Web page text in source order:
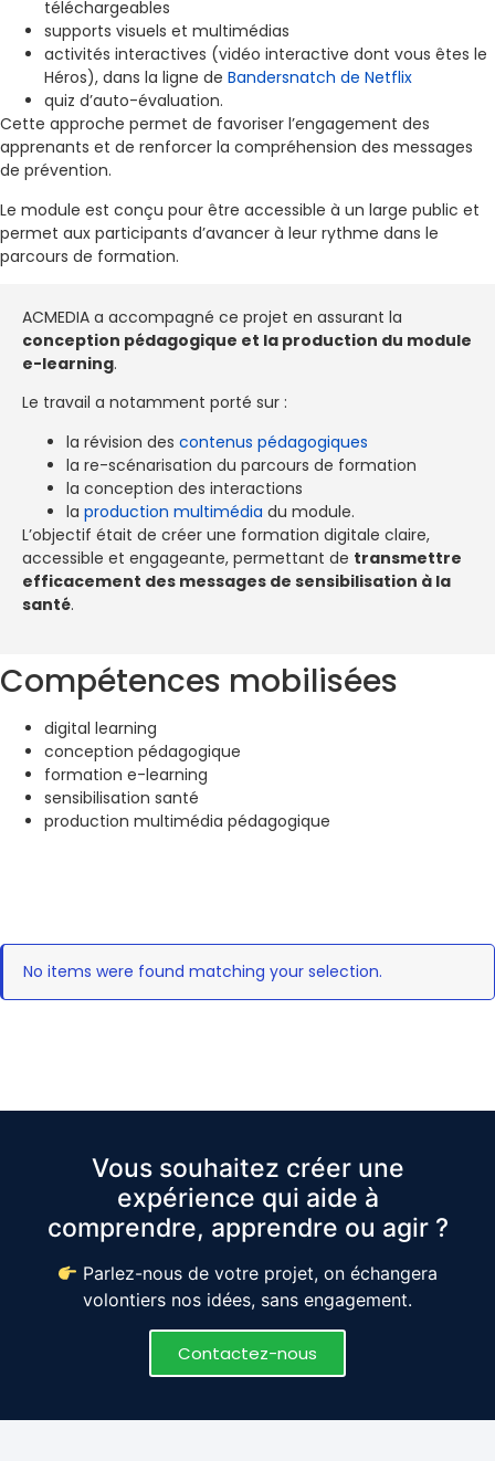
téléchargeables
supports visuels et multimédias
activités interactives (vidéo interactive dont vous êtes le
Héros), dans la ligne de Bandersnatch de Netflix
quiz d’auto-évaluation.
Cette approche permet de favoriser l’engagement des
apprenants et de renforcer la compréhension des messages
de prévention.
Le module est conçu pour être accessible à un large public et
permet aux participants d’avancer à leur rythme dans le
parcours de formation.
ACMEDIA a accompagné ce projet en assurant la
conception pédagogique et la production du module
e-learning.
Le travail a notamment porté sur :
la révision des contenus pédagogiques
la re-scénarisation du parcours de formation
la conception des interactions
la production multimédia du module.
L’objectif était de créer une formation digitale claire,
accessible et engageante, permettant de transmettre
efficacement des messages de sensibilisation à la
santé.
Compétences mobilisées
digital learning
conception pédagogique
formation e-learning
sensibilisation santé
production multimédia pédagogique
No items were found matching your selection.
Vous souhaitez créer une
expérience qui aide à
comprendre, apprendre ou agir ?
Parlez-nous de votre projet, on échangera
volontiers nos idées, sans engagement.
Contactez-nous